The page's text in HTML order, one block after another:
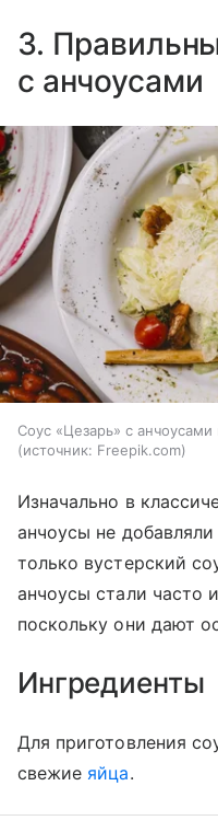
3.
с анчоусами
Соус «Цезарь» с
источник: Freepik.com
Изначально в
анчоусы не
только вустерский
анчоусы стали часто
поскольку они дают
Ингредиенты
Для приготовления
свежие яйца.